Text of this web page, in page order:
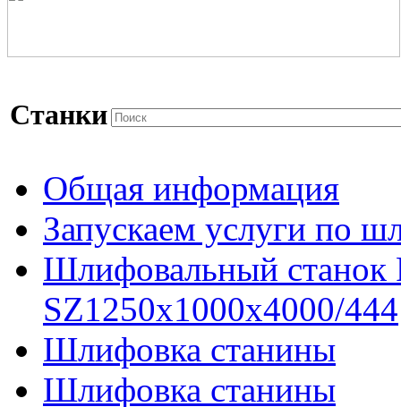
Станки
Общая информация
Запускаем услуги по
Шлифовальный
SZ1250x1000x4000/444
Шлифовка станины
Шлифовка станины